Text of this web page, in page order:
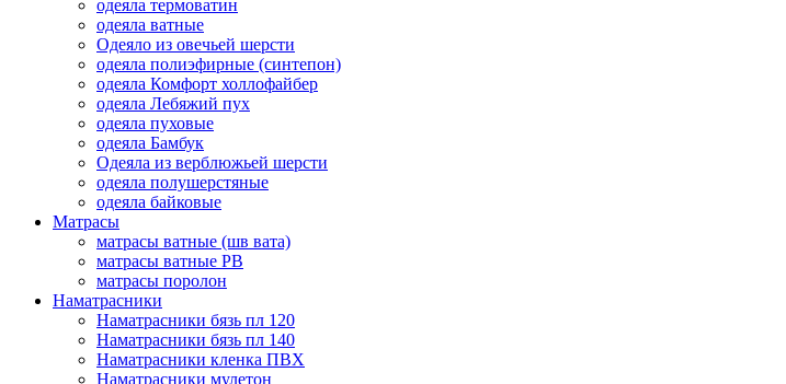
одеяла термоватин
одеяла ватные
Одеяло из овечьей шерсти
одеяла полиэфирные (синтепон)
одеяла Комфорт холлофайбер
одеяла Лебяжий пух
одеяла пуховые
одеяла Бамбук
Одеяла из верблюжьей шерсти
одеяла полушерстяные
одеяла байковые
Матрасы
матрасы ватные (шв вата)
матрасы ватные РВ
матрасы поролон
Наматрасники
Наматрасники бязь пл 120
Наматрасники бязь пл 140
Наматрасники кленка ПВХ
Наматрасники мулетон